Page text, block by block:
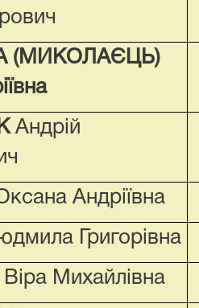
(МИКОЛАЄЦЬ)
Андрій
Андріївна
Григорівна
Віра Михайлівна